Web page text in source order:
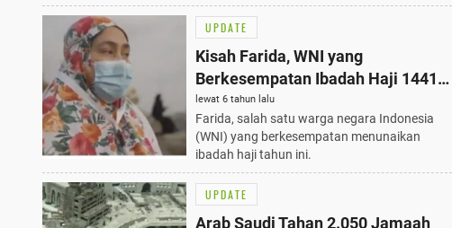
UPDATE
Kisah Farida, WNI yang
Berkesempatan Ibadah Haji 1441
Hijriah
lewat 6 tahun lalu
Farida, salah satu warga negara Indonesia
(WNI) yang berkesempatan menunaikan
ibadah haji tahun ini.
UPDATE
Arab Saudi Tahan 2.050 Jamaah